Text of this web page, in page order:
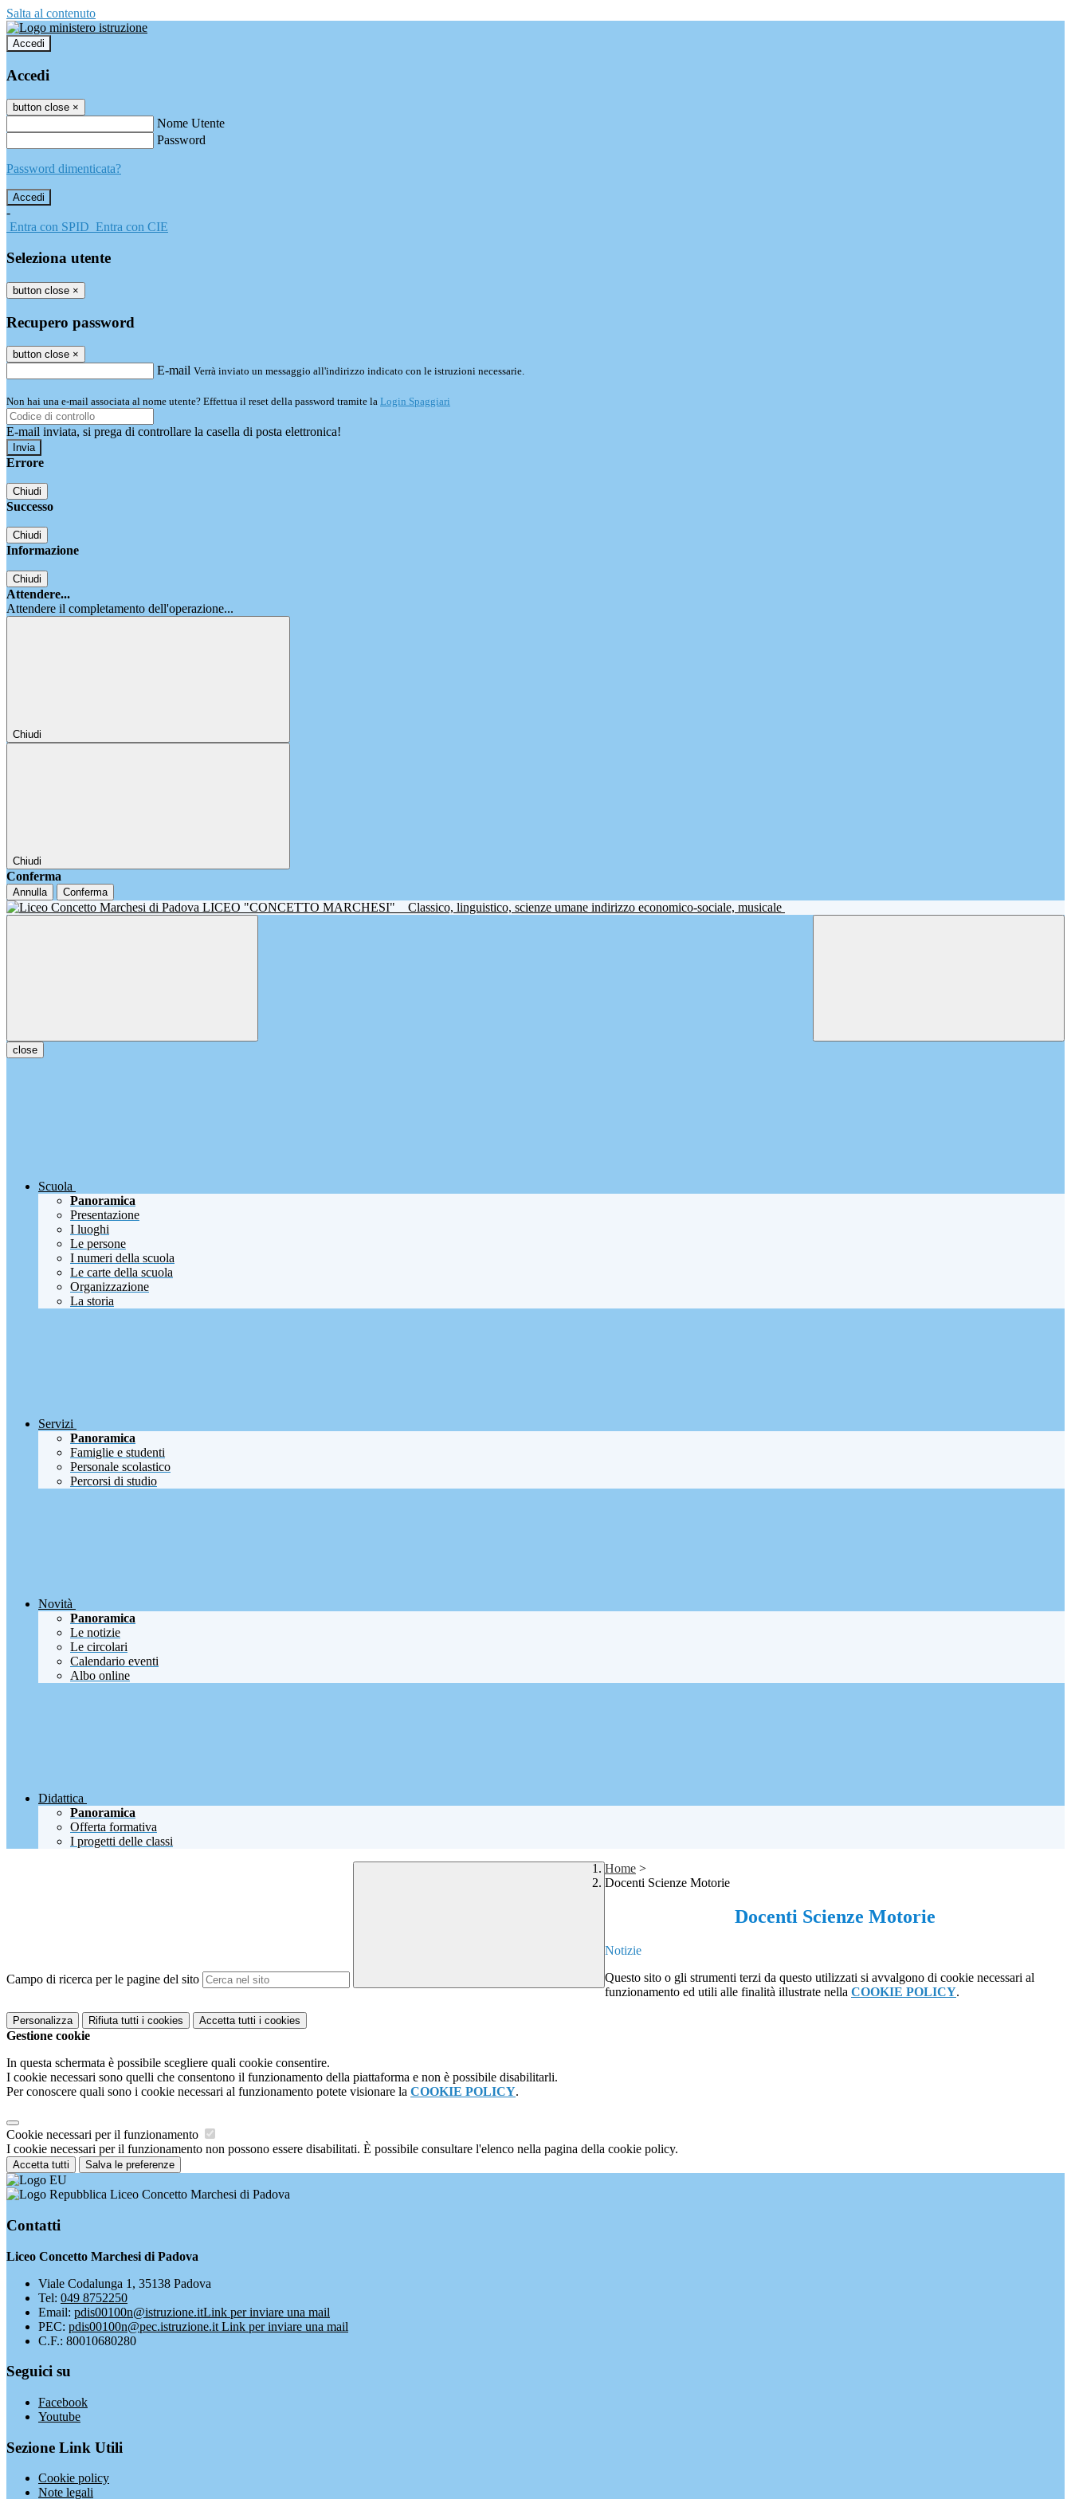
Salta al contenuto
Accedi
Accedi
button close ×
Nome Utente
Password
Password dimenticata?
-
Entra con SPID Entra con CIE
Seleziona utente
button close ×
Recupero password
button close ×
E-mail Verrà inviato un messaggio all'indirizzo indicato con le istruzioni necessarie.
Non hai una e-mail associata al nome utente? Effettua il reset della password tramite la Login Spaggiari
E-mail inviata, si prega di controllare la casella di posta elettronica!
Errore
Chiudi
Successo
Chiudi
Informazione
Chiudi
Attendere...
Attendere il completamento dell'operazione...
Chiudi
Chiudi
Conferma
Annulla Conferma
LICEO "CONCETTO MARCHESI" Classico, linguistico, scienze umane indirizzo economico-sociale, musicale
close
Scuola
Panoramica
Presentazione
I luoghi
Le persone
I numeri della scuola
Le carte della scuola
Organizzazione
La storia
Servizi
Panoramica
Famiglie e studenti
Personale scolastico
Percorsi di studio
Novità
Panoramica
Le notizie
Le circolari
Calendario eventi
Albo online
Didattica
Panoramica
Offerta formativa
I progetti delle classi
Campo di ricerca per le pagine del sito
Home >
Docenti Scienze Motorie
Docenti Scienze Motorie
Notizie
Questo sito o gli strumenti terzi da questo utilizzati si avvalgono di cookie necessari al
funzionamento ed utili alle finalità illustrate nella COOKIE POLICY.
Personalizza Rifiuta tutti i cookies Accetta tutti i cookies
Gestione cookie
In questa schermata è possibile scegliere quali cookie consentire.
I cookie necessari sono quelli che consentono il funzionamento della piattaforma e non è possibile disabilitarli.
Per conoscere quali sono i cookie necessari al funzionamento potete visionare la COOKIE POLICY.
Cookie necessari per il funzionamento
I cookie necessari per il funzionamento non possono essere disabilitati. È possibile consultare l'elenco nella pagina della cookie policy.
Accetta tutti Salva le preferenze
Liceo Concetto Marchesi di Padova
Contatti
Liceo Concetto Marchesi di Padova
Viale Codalunga 1, 35138 Padova
Tel: 049 8752250
Email: pdis00100n@istruzione.itLink per inviare una mail
PEC: pdis00100n@pec.istruzione.it Link per inviare una mail
C.F.: 80010680280
Seguici su
Facebook
Youtube
Sezione Link Utili
Cookie policy
Note legali